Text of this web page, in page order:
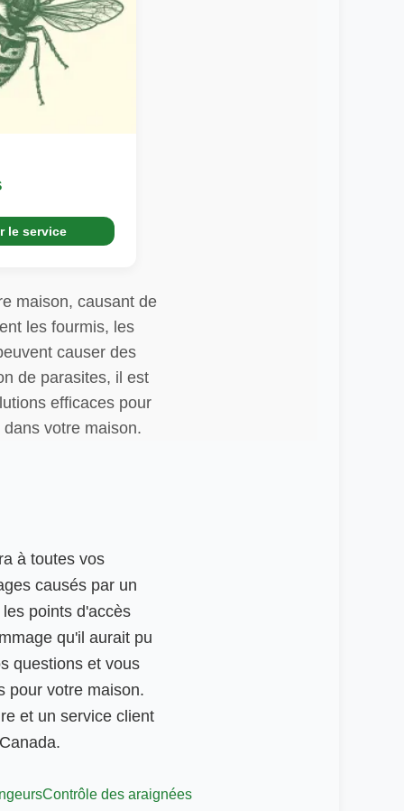
le service
maison, causant de
les fourmis, les
causer des
de parasites, il est
efficaces pour
votre maison.
à toutes vos
causés par un
points d'accès
qu'il aurait pu
questions et vous
pour votre maison.
et un service client
Contrôle des araignées